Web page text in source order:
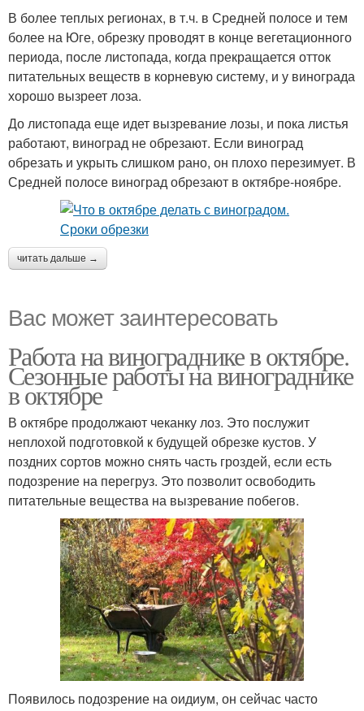
В более теплых регионах, в т.ч. в Средней полосе и тем
более на Юге, обрезку проводят в конце вегетационного
периода, после листопада, когда прекращается отток
питательных веществ в корневую систему, и у винограда
хорошо вызреет лоза.
До листопада еще идет вызревание лозы, и пока листья
работают, виноград не обрезают. Если виноград
обрезать и укрыть слишком рано, он плохо перезимует. В
Средней полосе виноград обрезают в октябре-ноябре.
читать дальше →
Вас может заинтересовать
Работа на винограднике в октябре.
Сезонные работы на винограднике
в октябре
В октябре продолжают чеканку лоз. Это послужит
неплохой подготовкой к будущей обрезке кустов. У
поздних сортов можно снять часть гроздей, если есть
подозрение на перегруз. Это позволит освободить
питательные вещества на вызревание побегов.
Появилось подозрение на оидиум, он сейчас часто